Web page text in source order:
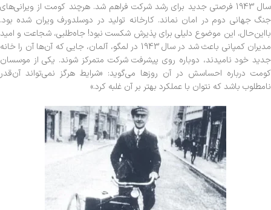
سال 1943 فرصتی جدید برای رشد شرکت فراهم شد. هرچند کومت از ویرانی‌های
جنگ جهانی دوم در امان نماند. کارخانه تولید در دوسلدورف ویران شده بود.
بااین‌حال، این موضوع دلیلی برای پذیرش شکست نبود! جاه‌طلبی، شجاعت و امید
مدیران کمپانی باعث شد در سال 1943 در لمگو، آلمان، جایی که آن‌ها آن را خانه
جدید خود نامیدند، دوباره روی پیشرفت شرکت متمرکز شوند. یکی از موسسان
کومت درباره احساسش در آن روزها می‌گوید: «شرایط هرگز نمی‌تواند آن‌قدر
نامطلوب باشد که نتوان با عملکرد بهتر بر آن غلبه کرد.»